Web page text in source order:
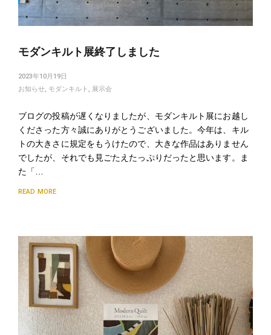
モダンキルト展終了しました
2023年10月19日
お知らせ, モダンキルト , 展示会
ブログの投稿が遅くなりましたが、モダンキルト展にお越し
くださった方々誠にありがとうございました。今年は、キル
トの大きさに規定をもうけたので、大きな作品はありません
でしたが、それでも見ごたえたっぷりだったと思います。ま
た「…
READ MORE